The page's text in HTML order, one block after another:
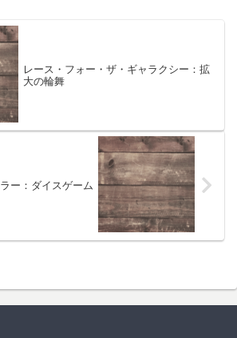
レース・フォー・ザ・ギャラクシー：拡
大の輪舞
ラー：ダイスゲーム